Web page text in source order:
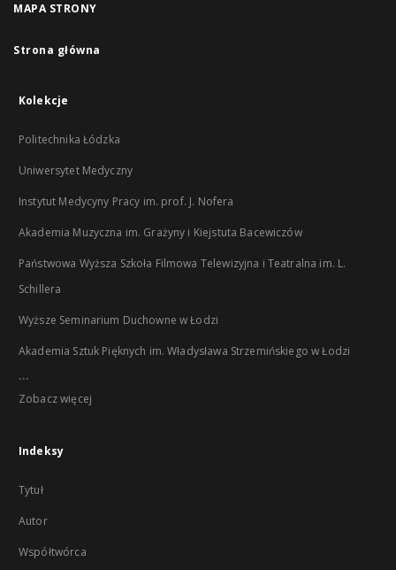
MAPA STRONY
Strona główna
Kolekcje
Politechnika Łódzka
Uniwersytet Medyczny
Instytut Medycyny Pracy im. prof. J. Nofera
Akademia Muzyczna im. Grażyny i Kiejstuta Bacewiczów
Państwowa Wyższa Szkoła Filmowa Telewizyjna i Teatralna im. L.
Schillera
Wyższe Seminarium Duchowne w Łodzi
Akademia Sztuk Pięknych im. Władysława Strzemińskiego w Łodzi
...
Zobacz więcej
Indeksy
Tytuł
Autor
Współtwórca